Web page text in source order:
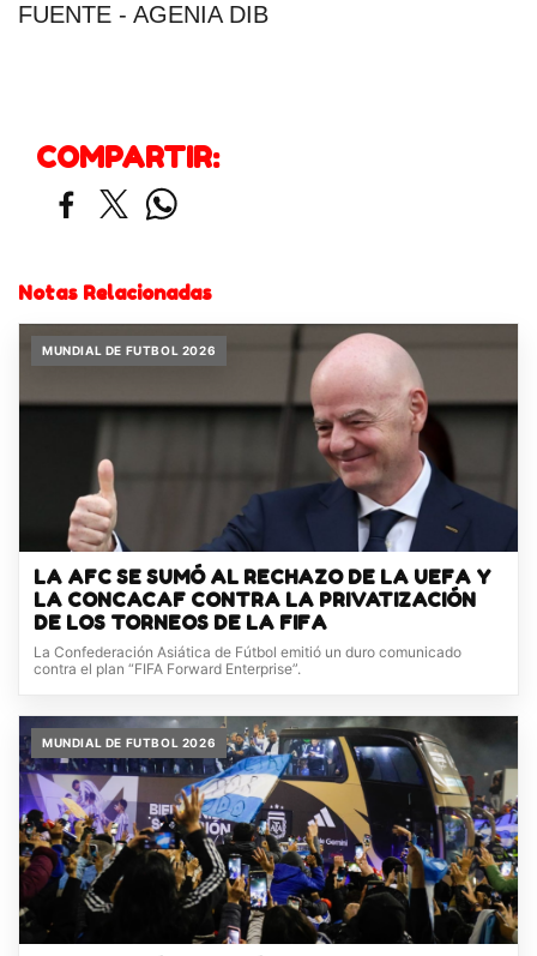
FUENTE - AGENIA DIB
COMPARTIR:
Notas Relacionadas
MUNDIAL DE FUTBOL 2026
LA AFC SE SUMÓ AL RECHAZO DE LA UEFA Y
LA CONCACAF CONTRA LA PRIVATIZACIÓN
DE LOS TORNEOS DE LA FIFA
La Confederación Asiática de Fútbol emitió un duro comunicado
contra el plan “FIFA Forward Enterprise”.
MUNDIAL DE FUTBOL 2026